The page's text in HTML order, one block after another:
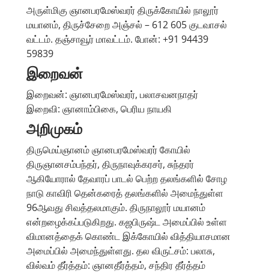
அருள்மிகு ஞானபரமேஸ்வரர் திருக்கோயில் நாலூர்
மயானம், திருச்சேறை அஞ்சல் – 612 605 குடவாசல்
வட்டம். தஞ்சாவூர் மாவட்டம். போன்: +91 94439
59839
இறைவன்
இறைவன்: ஞானபரமேஸ்வரர், பலாசவனநாதர்
இறைவி: ஞானாம்பிகை, பெரிய நாயகி
அறிமுகம்
திருமெய்ஞானம் ஞானபரமேஸ்வரர் கோயில்
திருஞானசம்பந்தர், திருநாவுக்கரசர், சுந்தரர்
ஆகியோரால் தேவாரப் பாடல் பெற்ற தலங்களில் சோழ
நாடு காவிரி தென்கரைத் தலங்களில் அமைந்துள்ள
96ஆவது சிவத்தலமாகும். திருநாலூர் மயானம்
என்றழைக்கப்படுகிறது. கஜபிருஷ்ட அமைப்பில் உள்ள
விமானத்தைக் கொண்ட இக்கோயில் வித்தியாசமான
அமைப்பில் அமைந்துள்ளது. தல விருட்சம்: பலாசு,
வில்வம் தீர்த்தம்: ஞானதீர்த்தம், சந்திர தீர்த்தம்